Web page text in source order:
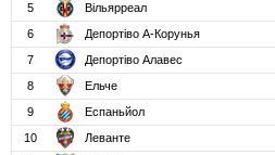
5
Вільярреал
6
Депортіво А-Корунья
7
Депортіво Алавес
8
Ельче
9
Еспаньйол
10
Леванте